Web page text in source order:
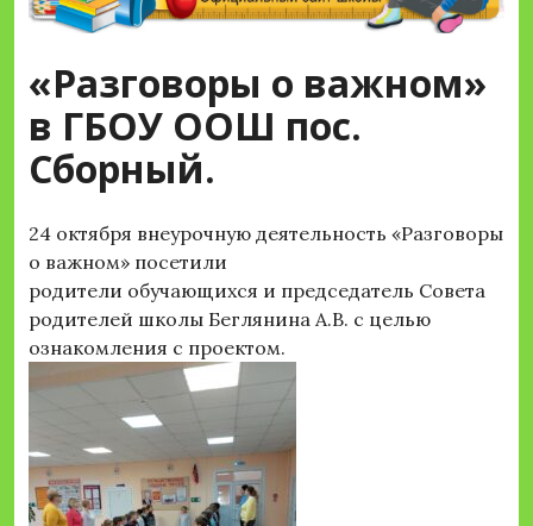
«Разговоры о важном»
в ГБОУ ООШ пос.
Сборный.
24 октября внеурочную деятельность «Разговоры
о важном» посетили
родители обучающихся и председатель Совета
родителей школы Беглянина А.В. с целью
ознакомления с проектом.